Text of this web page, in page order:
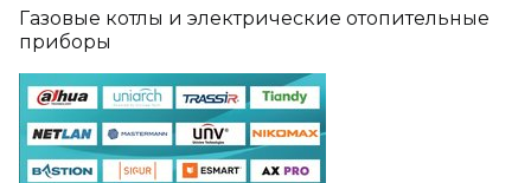
Газовые котлы и электрические отопительные
приборы